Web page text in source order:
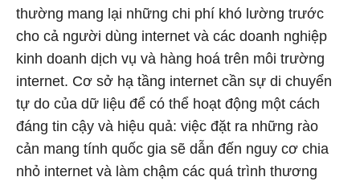
thường mang lại những chi phí khó lường trước
cho cả người dùng internet và các doanh nghiệp
kinh doanh dịch vụ và hàng hoá trên môi trường
internet. Cơ sở hạ tầng internet cần sự di chuyển
tự do của dữ liệu để có thể hoạt động một cách
đáng tin cậy và hiệu quả: việc đặt ra những rào
cản mang tính quốc gia sẽ dẫn đến nguy cơ chia
nhỏ internet và làm chậm các quá trình thương